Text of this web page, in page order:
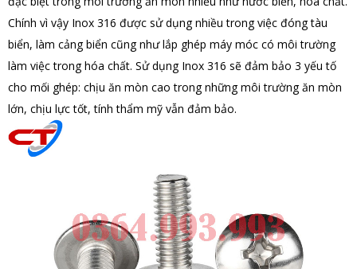
Chính vì vậy Inox 316 được sử dụng nhiều trong việc đóng tàu
biển, làm cảng biển cũng như lắp ghép máy móc có môi trường
làm việc trong hóa chất. Sử dụng Inox 316 sẽ đảm bảo 3 yếu tố
cho mối ghép: chịu ăn mòn cao trong những môi trường ăn mòn
lớn, chịu lực tốt, tính thẩm mỹ vẫn đảm bảo.